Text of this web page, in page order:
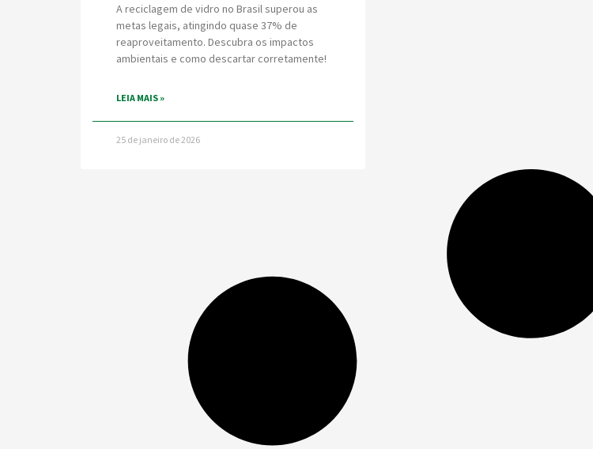
A reciclagem de vidro no Brasil superou as
metas legais, atingindo quase 37% de
reaproveitamento. Descubra os impactos
ambientais e como descartar corretamente!
LEIA MAIS »
25 de janeiro de 2026